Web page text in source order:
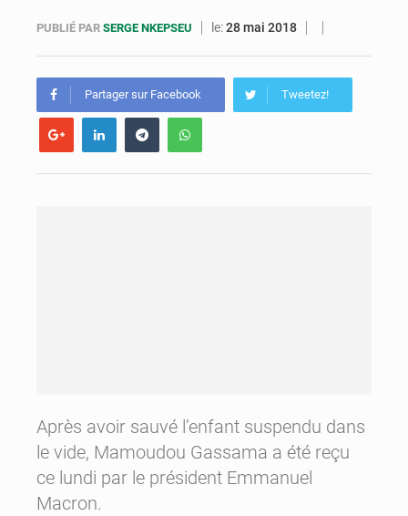
PUBLIÉ PAR SERGE NKEPSEU le:28 mai 2018
Partager sur Facebook Tweetez!
Après avoir sauvé l’enfant suspendu dans
le vide, Mamoudou Gassama a été reçu
ce lundi par le président Emmanuel
Macron.